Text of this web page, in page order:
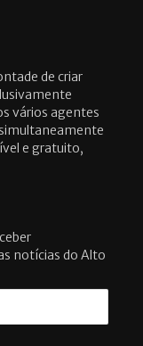
de criar
vários agentes
e gratuito,
notícias do Alto